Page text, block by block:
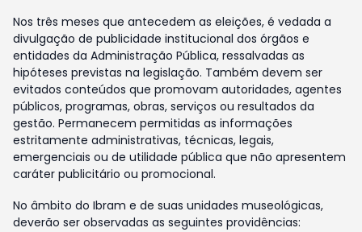
Nos três meses que antecedem as eleições, é vedada a
divulgação de publicidade institucional dos órgãos e
entidades da Administração Pública, ressalvadas as
hipóteses previstas na legislação. Também devem ser
evitados conteúdos que promovam autoridades, agentes
públicos, programas, obras, serviços ou resultados da
gestão. Permanecem permitidas as informações
estritamente administrativas, técnicas, legais,
emergenciais ou de utilidade pública que não apresentem
caráter publicitário ou promocional.
No âmbito do Ibram e de suas unidades museológicas,
deverão ser observadas as seguintes providências: